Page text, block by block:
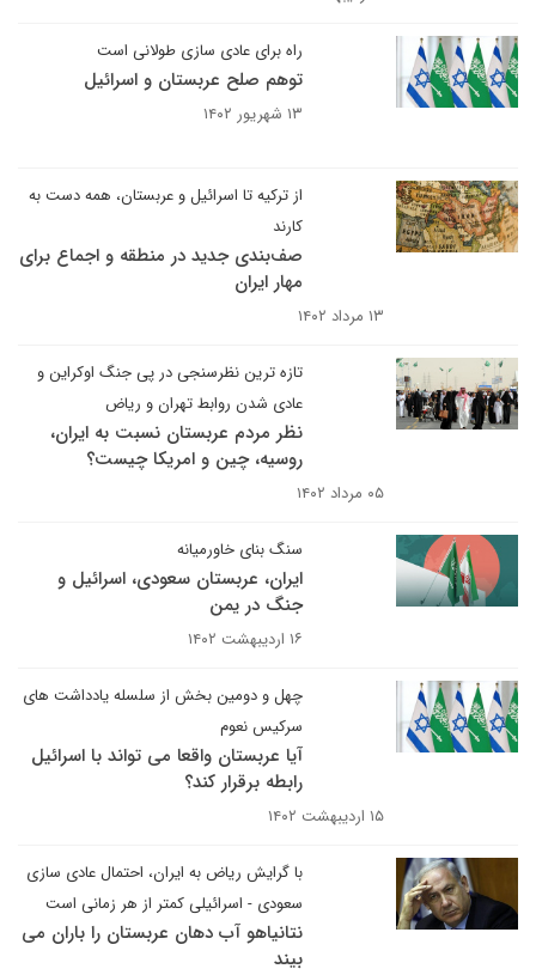
راه برای عادی سازی طولانی است
توهم صلح عربستان و اسرائیل
۱۳ شهریور ۱۴۰۲
از ترکیه تا اسرائیل و عربستان، همه دست به
کارند
صف‌بندی جدید در منطقه و اجماع برای
مهار ایران
۱۳ مرداد ۱۴۰۲
تازه ترین نظرسنجی در پی جنگ اوکراین و
عادی شدن روابط تهران و ریاض
نظر مردم عربستان نسبت به ایران،
روسیه، چین و امریکا چیست؟
۰۵ مرداد ۱۴۰۲
سنگ بنای خاورمیانه
ایران، عربستان سعودی، اسرائیل و
جنگ در یمن
۱۶ اردیبهشت ۱۴۰۲
چهل و دومین بخش از سلسله یادداشت های
سرکیس نعوم
آیا عربستان واقعا می تواند با اسرائیل
رابطه برقرار کند؟
۱۵ اردیبهشت ۱۴۰۲
با گرایش ریاض به ایران، احتمال عادی سازی
سعودی - اسرائیلی کمتر از هر زمانی است
نتانیاهو آب دهان عربستان را باران می
بیند